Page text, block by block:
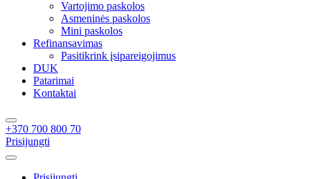
Vartojimo paskolos
Asmeninės paskolos
Mini paskolos
Refinansavimas
Pasitikrink įsipareigojimus
DUK
Patarimai
Kontaktai
+370 700 800 70
Prisijungti